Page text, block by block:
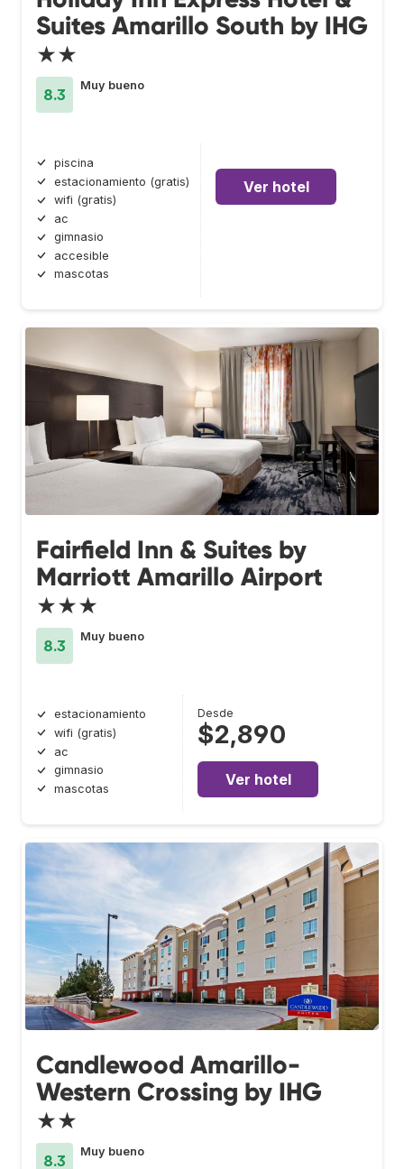
Suites Amarillo South by IHG
★★
8.3
Muy bueno
piscina
estacionamiento (gratis)
wifi (gratis)
ac
gimnasio
accesible
mascotas
Ver hotel
Fairfield Inn & Suites by
Marriott Amarillo Airport
★★★
8.3
Muy bueno
estacionamiento
wifi (gratis)
ac
gimnasio
mascotas
Desde
$2,890
Ver hotel
Candlewood Amarillo-
Western Crossing by IHG
★★
8.3
Muy bueno